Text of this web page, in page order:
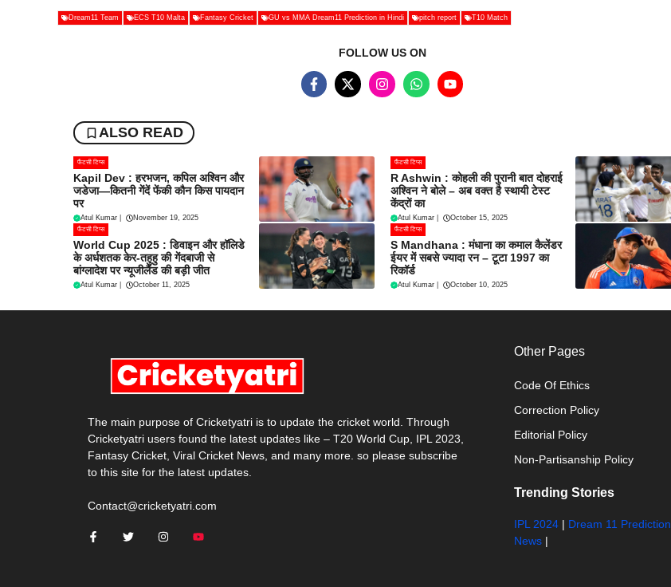
Dream11 Team ECS T10 Malta Fantasy Cricket GU vs MMA Dream11 Prediction in Hindi pitch report T10 Match
FOLLOW US ON
ALSO READ
फैंटसी टिप्स
Kapil Dev : हरभजन, कपिल अश्विन और
जडेजा—कितनी गेंदें फेंकी कौन किस पायदान
पर
Atul Kumar November 19, 2025
फैंटसी टिप्स
R Ashwin : कोहली की पुरानी बात दोहराई
अश्विन ने बोले – अब वक्त है स्थायी टेस्ट
केंद्रों का
Atul Kumar October 15, 2025
फैंटसी टिप्स
World Cup 2025 : डिवाइन और हॉलिडे
के अर्धशतक केर-तहुहु की गेंदबाजी से
बांग्लादेश पर न्यूजीलैंड की बड़ी जीत
Atul Kumar October 11, 2025
फैंटसी टिप्स
S Mandhana : मंधाना का कमाल कैलेंडर
ईयर में सबसे ज्यादा रन – टूटा 1997 का
रिकॉर्ड
Atul Kumar October 10, 2025
The main purpose of Cricketyatri is to update the cricket world. Through
Cricketyatri users found the latest updates like – T20 World Cup, IPL 2023,
Fantasy Cricket, Viral Cricket News, and many more. so please subscribe
to this site for the latest updates.
Contact@cricketyatri.com
Other Pages
Code Of Ethics
Correction Policy
Editorial Policy
Non-Partisanship Policy
Trending Stories
IPL 2024 | Dream 11 Prediction
News |